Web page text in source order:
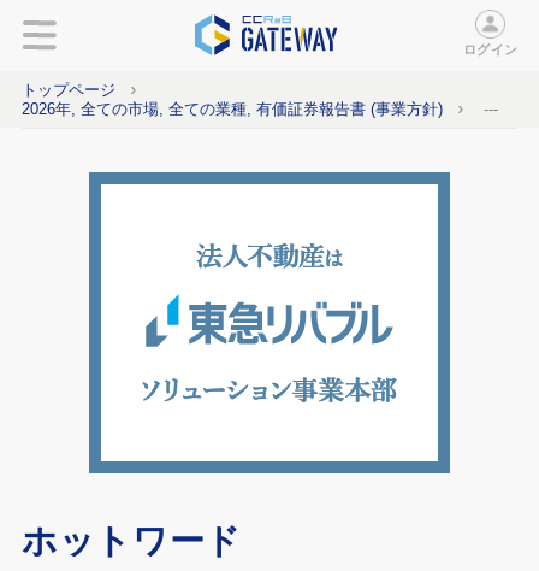
ログイン
トップページ
2026年, 全ての市場, 全ての業種, 有価証券報告書 (事業方針)
---
ホットワード